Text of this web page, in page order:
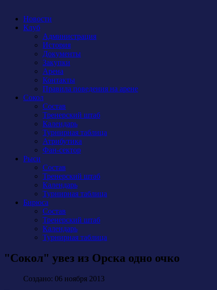
Новости
Клуб
Администрация
История
Документы
Закупки
Арена
Контакты
Правила поведения на арене
Сокол
Состав
Тренерский штаб
Календарь
Турнирная таблица
Атрибутика
Фан-сектор
Рыси
Состав
Тренерский штаб
Календарь
Турнирная таблица
Бирюса
Состав
Тренерский штаб
Календарь
Турнирная таблица
"Сокол" увез из Орска одно очко
Создано: 06 ноября 2013